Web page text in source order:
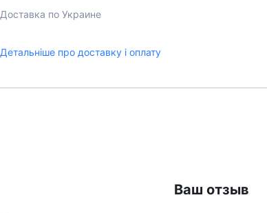
Доставка по Украине
Детальніше про доставку і оплату
Ваш отзыв